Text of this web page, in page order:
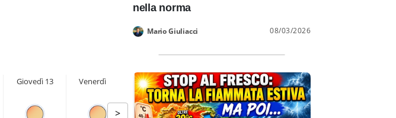
Giovedì 13 Venerdì 14
>
nella norma
Mario Giuliacci 08/03/2026